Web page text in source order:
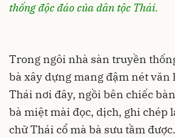
thống độc đáo của dân tộc Thái.
Trong ngôi nhà sàn truyền
bà xây dựng mang đậm nét văn
Thái nơi đây, ngồi bên chiếc
bà miệt mài đọc, dịch, ghi chép
chữ Thái cổ mà bà sưu tầm được.